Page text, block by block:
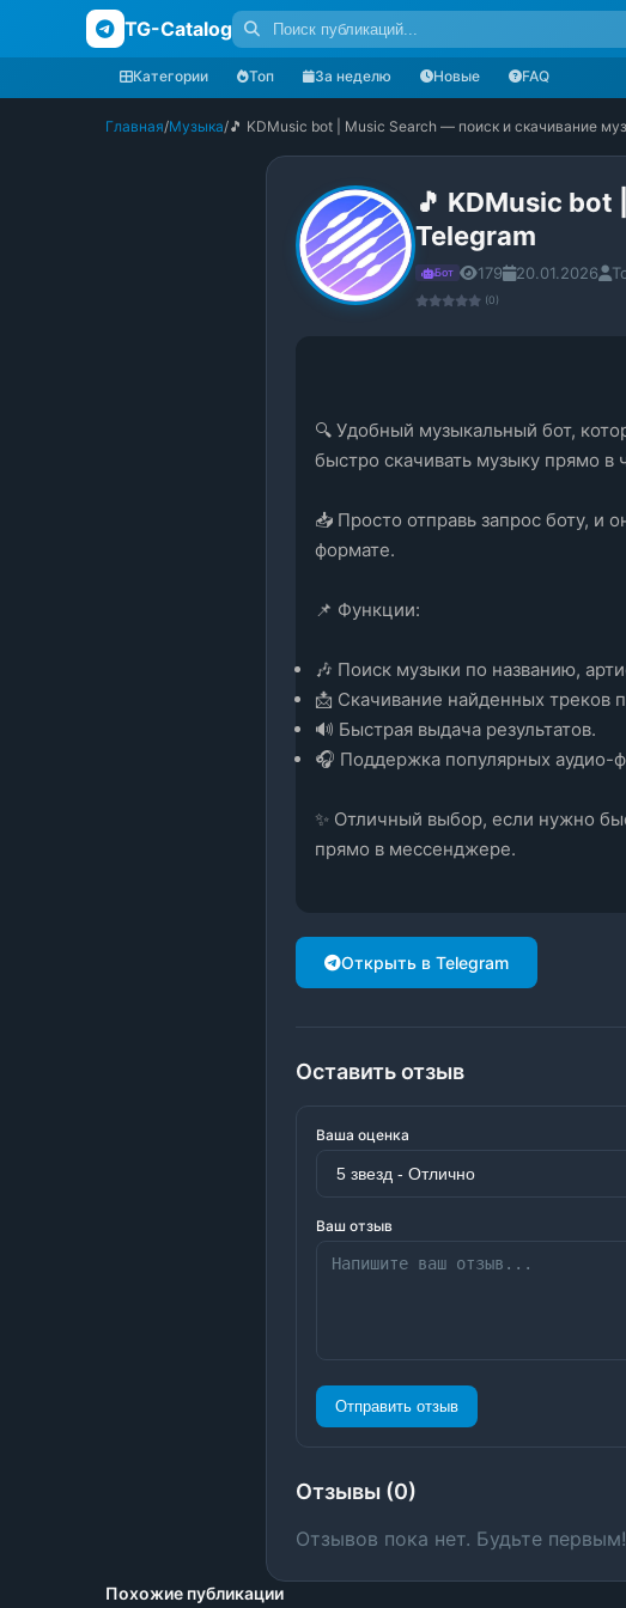
TG-Catalog
Категории Топ За неделю Новые FAQ
Главная/Музыка/🎵 KDMusic bot | Music Search — поиск и скачивание
🎵 KDMusic
Telegram
Бот 179 20.01.2026
(0)
🔍 Удобный музыкальный бот,
быстро скачивать музыку прямо
📥 Просто отправь запрос боту, и
формате.
📌 Функции:
🎶 Поиск музыки по названию,
📩 Скачивание найденных треков
🔊 Быстрая выдача результатов.
🎧 Поддержка популярных аудио-
✨ Отличный выбор, если нужно
прямо в мессенджере.
Открыть в Telegram
Оставить отзыв
Ваша оценка
Ваш отзыв
Отправить отзыв
Отзывы (0)
Отзывов пока нет. Будьте первым!
Похожие публикации